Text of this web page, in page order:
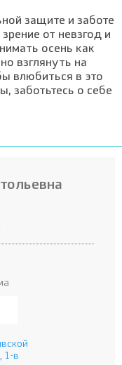
защите и заботе
от невзгод и
осень как
взглянуть на
влюбиться в это
заботьтесь о себе
1-в